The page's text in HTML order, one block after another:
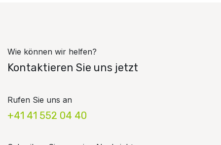
Wie können wir helfen?
Kontaktieren Sie uns jetzt
Rufen Sie uns an
+41 41 552 04 40